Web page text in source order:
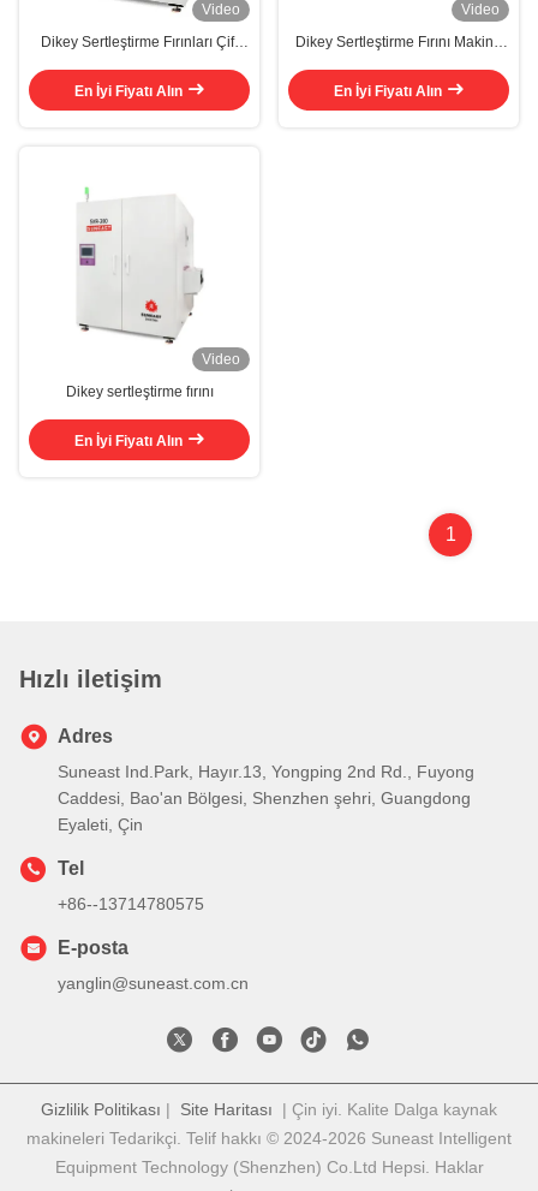
Video
Dikey Sertleştirme Fırınları Çift
Sertleştirme Fırını
En İyi Fiyatı Alın
Video
Dikey Sertleştirme Fırını Makine
Fırını
En İyi Fiyatı Alın
Video
Dikey sertleştirme fırını
En İyi Fiyatı Alın
1
Hızlı iletişim
Adres
Suneast Ind.Park, Hayır.13, Yongping 2nd Rd., Fuyong
Caddesi, Bao'an Bölgesi, Shenzhen şehri, Guangdong
Eyaleti, Çin
Tel
+86--13714780575
E-posta
yanglin@suneast.com.cn
Gizlilik Politikası | Site Haritası | Çin iyi. Kalite Dalga kaynak
makineleri Tedarikçi. Telif hakkı © 2024-2026 Suneast Intelligent
Equipment Technology (Shenzhen) Co.Ltd Hepsi. Haklar